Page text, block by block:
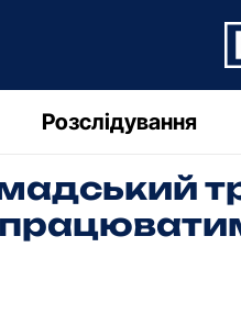
Розслідування